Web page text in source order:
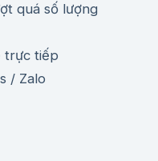
quá số lượng
trực tiếp
/ Zalo